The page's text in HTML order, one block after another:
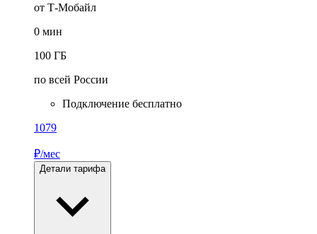
от Т‑Мобайл
0 мин
100 ГБ
по всей России
Подключение бесплатно
1079
₽/мес
Детали тарифа